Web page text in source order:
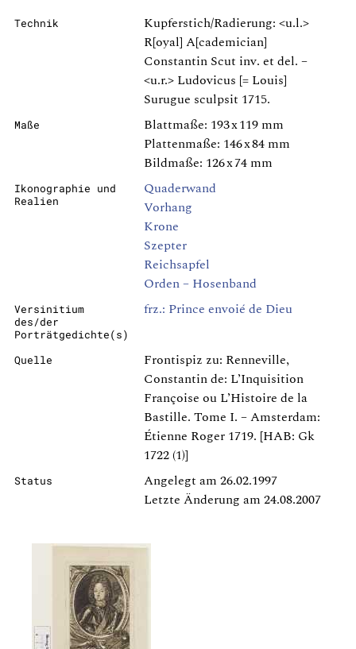
Technik
Kupferstich/Radierung: <u.l.>
R[oyal] A[cademician]
Constantin Scut inv. et del. –
<u.r.> Ludovicus [= Louis]
Surugue sculpsit 1715.
Maße
Blattmaße: 193 x 119 mm
Plattenmaße: 146 x 84 mm
Bildmaße: 126 x 74 mm
Ikonographie und
Realien
Quaderwand
Vorhang
Krone
Szepter
Reichsapfel
Orden – Hosenband
Versinitium
des/der
Porträtgedichte(s)
frz.: Prince envoié de Dieu
Quelle
Frontispiz zu: Renneville,
Constantin de: L’Inquisition
Françoise ou L’Histoire de la
Bastille. Tome I. – Amsterdam:
Étienne Roger 1719. [HAB: Gk
1722 (1)]
Status
Angelegt am 26.02.1997
Letzte Änderung am 24.08.2007